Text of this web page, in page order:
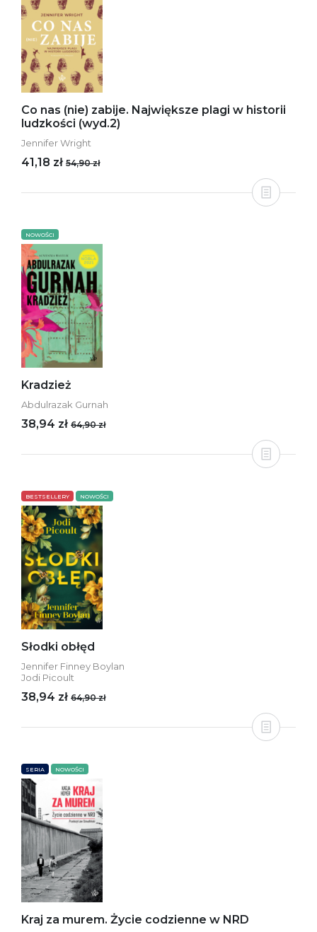
Co nas (nie) zabije. Największe plagi w historii
ludzkości (wyd.2)
Jennifer Wright
41,18 zł 54,90 zł
NOWOŚCI
Kradzież
Abdulrazak Gurnah
38,94 zł 64,90 zł
BESTSELLERY NOWOŚCI
Słodki obłęd
Jennifer Finney Boylan
Jodi Picoult
38,94 zł 64,90 zł
SERIA NOWOŚCI
Kraj za murem. Życie codzienne w NRD